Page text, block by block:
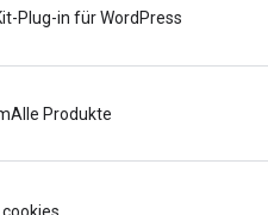
Plug-in für WordPress
Alle Produkte